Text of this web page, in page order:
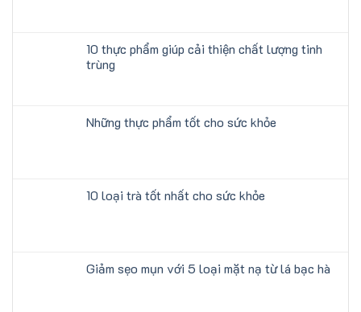
10 thực phẩm giúp cải thiện chất lượng tinh
trùng
Những thực phẩm tốt cho sức khỏe
10 loại trà tốt nhất cho sức khỏe
Giảm sẹo mụn với 5 loại mặt nạ từ lá bạc hà